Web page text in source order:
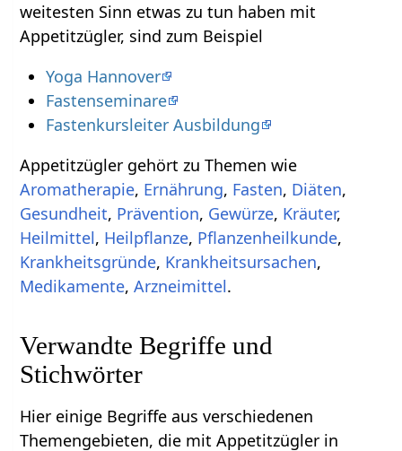
weitesten Sinn etwas zu tun haben mit
Appetitzügler, sind zum Beispiel
Yoga Hannover
Fastenseminare
Fastenkursleiter Ausbildung
Appetitzügler gehört zu Themen wie
Aromatherapie, Ernährung, Fasten, Diäten,
Gesundheit, Prävention, Gewürze, Kräuter,
Heilmittel, Heilpflanze, Pflanzenheilkunde,
Krankheitsgründe, Krankheitsursachen,
Medikamente,Arzneimittel.
Verwandte Begriffe und
Stichwörter
Hier einige Begriffe aus verschiedenen
Themengebieten, die mit Appetitzügler in